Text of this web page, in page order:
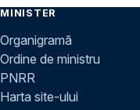
MINISTER
Organigramă
Ordine de ministru
PNRR
Harta site-ului